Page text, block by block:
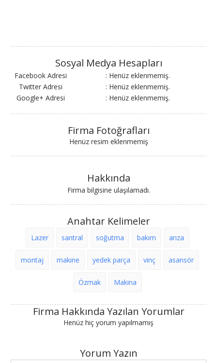
Sosyal Medya Hesapları
Facebook Adresi
: Henüz eklenmemiş.
Twitter Adresi
: Henüz eklenmemiş.
Google+ Adresi
: Henüz eklenmemiş.
Firma Fotoğrafları
Henüz resim eklenmemiş
Hakkında
Firma bilgisine ulaşılamadı.
Anahtar Kelimeler
Lazer santral soğutma bakım arıza
montaj makine yedek parça vinç asansör
Özmak Makina
Firma Hakkında Yazılan Yorumlar
Henüz hiç yorum yapılmamış
Yorum Yazın